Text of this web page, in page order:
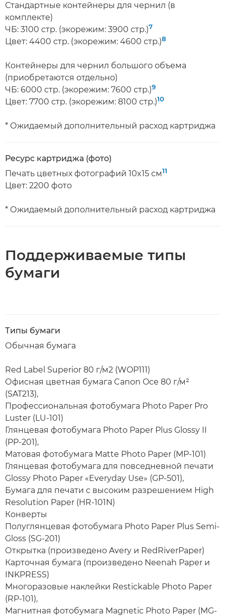
Стандартные контейнеры для чернил (в
комплекте)
ЧБ: 3100 стр. (экорежим: 3900 стр.)7
Цвет: 4400 стр. (экорежим: 4600 стр.)8
Контейнеры для чернил большого объема
(приобретаются отдельно)
ЧБ: 6000 стр. (экорежим: 7600 стр.)9
Цвет: 7700 стр. (экорежим: 8100 стр.)10
* Ожидаемый дополнительный расход картриджа
Ресурс картриджа (фото)
Печать цветных фотографий 10x15 см11
Цвет: 2200 фото
* Ожидаемый дополнительный расход картриджа
Поддерживаемые типы
бумаги
Типы бумаги
Обычная бумага
Red Label Superior 80 г/м2 (WOP111)
Офисная цветная бумага Canon Oce 80 г/м²
(SAT213),
Профессиональная фотобумага Photo Paper Pro
Luster (LU-101)
Глянцевая фотобумага Photo Paper Plus Glossy II
(PP-201),
Матовая фотобумага Matte Photo Paper (MP-101)
Глянцевая фотобумага для повседневной печати
Glossy Photo Paper «Everyday Use» (GP-501),
Бумага для печати с высоким разрешением High
Resolution Paper (HR-101N)
Конверты
Полуглянцевая фотобумага Photo Paper Plus Semi-
Gloss (SG-201)
Открытка (произведено Avery и RedRiverPaper)
Карточная бумага (произведено Neenah Paper и
INKPRESS)
Многоразовые наклейки Restickable Photo Paper
(RP-101),
Магнитная фотобумага Magnetic Photo Paper (MG-